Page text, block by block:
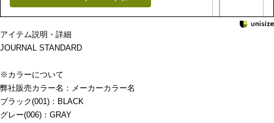
アイテム説明・詳細
JOURNAL STANDARD
※カラーについて
弊社販売カラー名：メーカーカラー名
ブラック(001)：BLACK
グレー(006)：GRAY